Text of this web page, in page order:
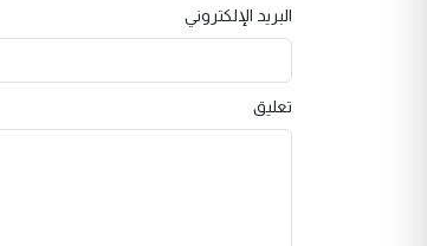
البريد الإلكتروني
تعليق